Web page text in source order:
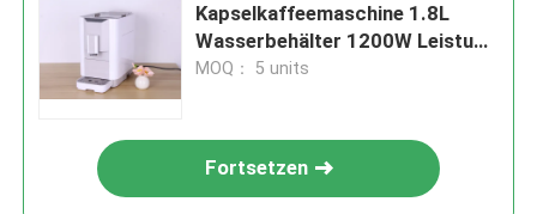
Kapselkaffeemaschine 1.8L
Wasserbehälter 1200W Leistung
für perfekte Biere
MOQ： 5 units
Fortsetzen